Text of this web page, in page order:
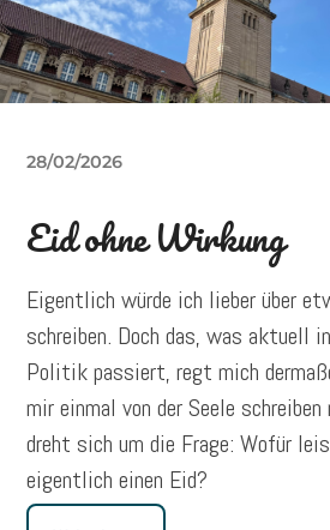
28/02/2026
Eid ohne Wirkung
Eigentlich würde ich lieber über
schreiben. Doch das, was aktuell
Politik passiert, regt mich
mir einmal von der Seele
dreht sich um die Frage: Wofür
eigentlich einen Eid?